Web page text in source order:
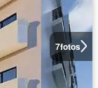
7fotos